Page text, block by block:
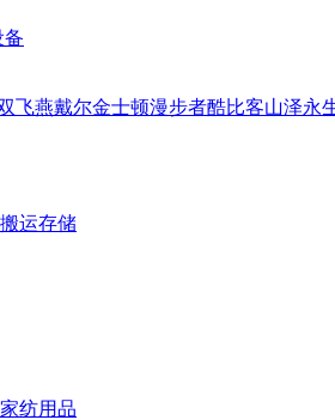
备
飞燕戴尔金士顿漫步者酷比客山泽永
搬运存储
家纺用品